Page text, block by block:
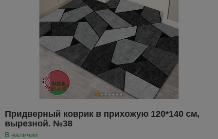
Придверный коврик в прихожую 120*140 см,
вырезной. №38
В наличии